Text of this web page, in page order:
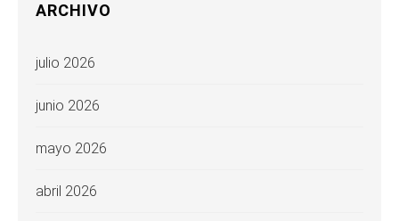
ARCHIVO
julio 2026
junio 2026
mayo 2026
abril 2026